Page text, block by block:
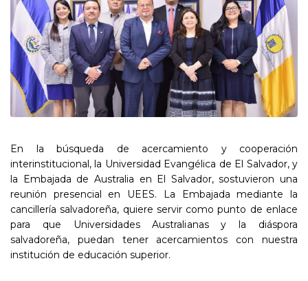
En la búsqueda de acercamiento y cooperación
interinstitucional, la Universidad Evangélica de El Salvador, y
la Embajada de Australia en El Salvador, sostuvieron una
reunión presencial en UEES. La Embajada mediante la
cancillería salvadoreña, quiere servir como punto de enlace
para que Universidades Australianas y la diáspora
salvadoreña, puedan tener acercamientos con nuestra
institución de educación superior.